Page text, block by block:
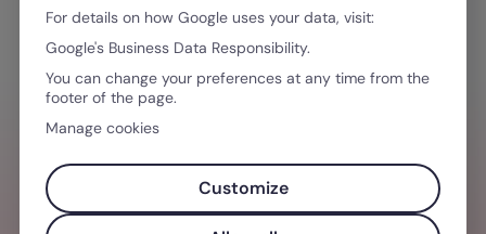
16 Febbraio, 2026 8 minuti di lettura
VUOI SEMPLIFICARE IL TUO FLUSSO DI
LAVORO?
Aumenta la produttività dei tuoi team
For details on how Google uses your data, visit:
Google's Business Data Responsibility.
You can change your preferences at any time from the
footer of the page.
Manage cookies
Customize